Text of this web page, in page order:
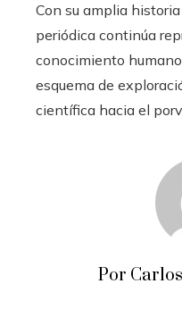
Con su amplia
periódica continúa
conocimiento
esquema de
científica hacia el
Por